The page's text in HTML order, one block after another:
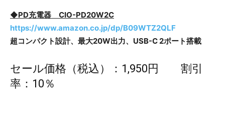
◆PD充電器 CIO-PD20W2C
https://www.amazon.co.jp/dp/B09WTZ2QLF
超コンパクト設計、最大20W出力、USB-C 2ポート搭載
セール価格（税込）：1,950円 割引
率：10％